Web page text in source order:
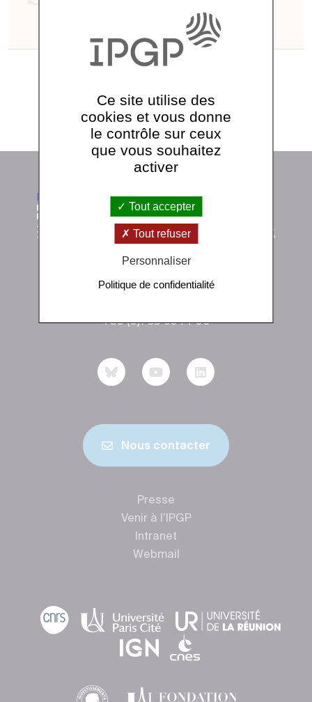
Voir tous les séminaires
Institut de physique du globe de Paris
+33 (0)1 83 95 74 00
Nous contacter
Presse
Venir à l’IPGP
Intranet
Webmail
Ce site utilise des
cookies et vous donne
le contrôle sur ceux
que vous souhaitez
activer
Tout accepter
Tout refuser
Personnaliser
Politique de confidentialité